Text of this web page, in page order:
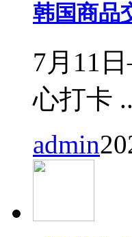
韩国商品
7月11
心打卡
admin